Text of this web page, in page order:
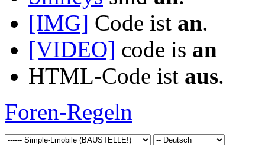
[IMG] Code ist an.
[VIDEO] code is an
HTML-Code ist aus.
Foren-Regeln